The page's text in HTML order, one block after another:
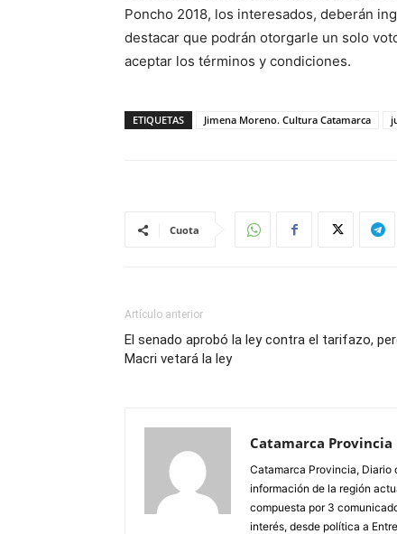
Poncho 2018, los interesados, deberán
destacar que podrán otorgarle un solo
aceptar los términos y condiciones.
ETIQUETAS Jimena Moreno. Cultura Catamarca
Cuota
Artículo anterior
El senado aprobó la ley contra el tarifazo,
Macri vetará la ley
Catamarca Provincia
Catamarca Provincia, Diario
información de la región
compuesta por 3
interés, desde política a